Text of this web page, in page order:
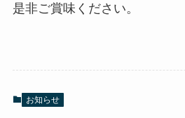
是非ご賞味ください。
お知らせ